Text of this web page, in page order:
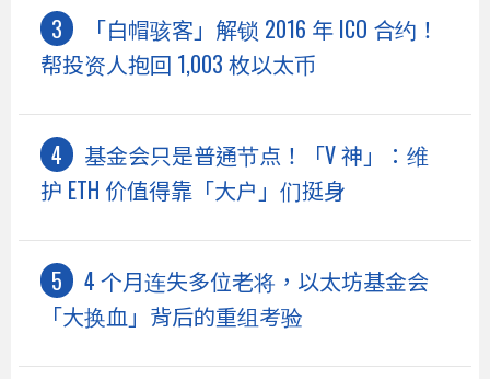
「白帽骇客」解锁 2016 年 ICO 合约！
帮投资人抱回 1,003 枚以太币
基金会只是普通节点！「V 神」：维
护 ETH 价值得靠「大户」们挺身
4 个月连失多位老将，以太坊基金会
「大换血」背后的重组考验